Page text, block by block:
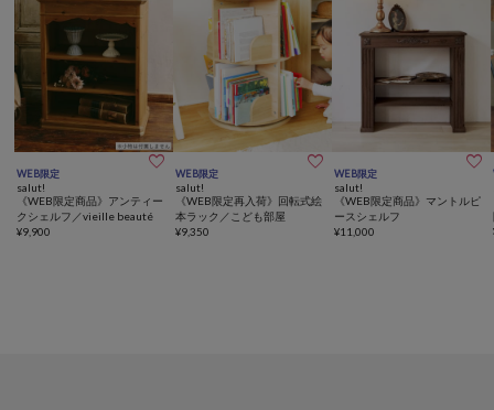
WEB限定 
salut!
《WEB限定商品》アンティー
クシェルフ／vieille beauté
¥9,900
WEB限定 
salut!
《WEB限定再入荷》回転式絵
本ラック／こども部屋
¥9,350
WEB限定 
salut!
《WEB限定商品》マントルピ
ースシェルフ
¥11,000